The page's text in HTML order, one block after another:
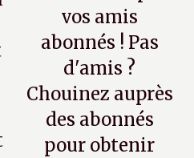
vos amis
abonnés ! Pas
d'amis ?
Chouinez auprès
des abonnés
pour obtenir